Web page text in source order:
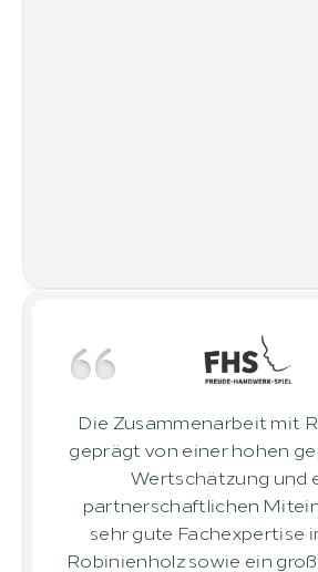
Die Zusammenarbeit mit
geprägt von einer hohen
Wertschätzung und
partnerschaftlichen
sehr gute Fachexpertise
Robinienholz sowie ein